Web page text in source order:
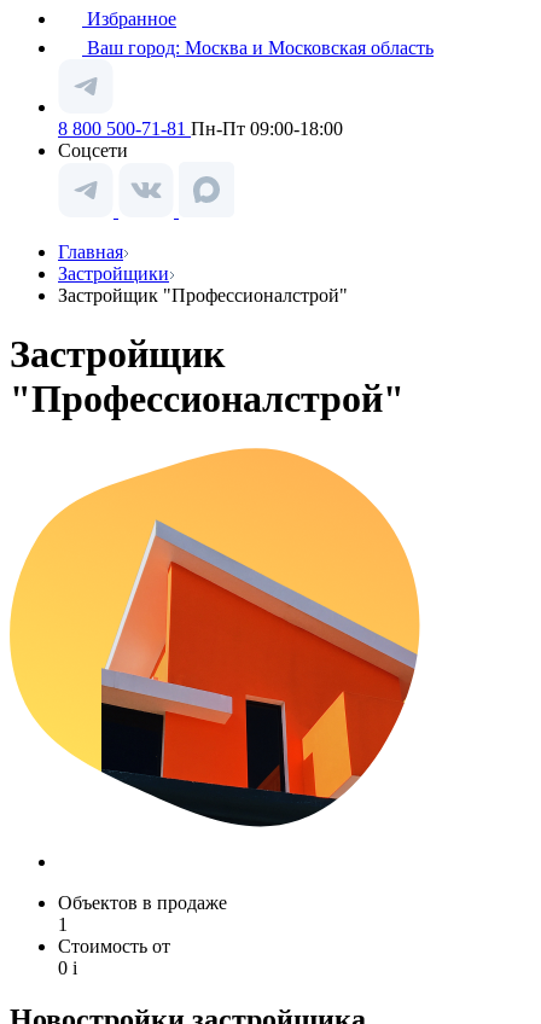
Избранное
Ваш город: Москва и Московская область
8 800 500-71-81 Пн-Пт 09:00-18:00
Соцсети
Главная
Застройщики
Застройщик "Профессионалстрой"
Застройщик
"Профессионалстрой"
Объектов в продаже
1
Стоимость от
0 i